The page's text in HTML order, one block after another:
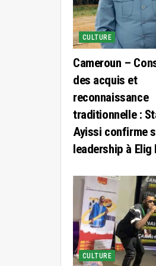
CULTURE
Cameroun –
des acquis et
reconnaissance
traditionnelle :
Ayissi confirme
leadership à
CULTURE